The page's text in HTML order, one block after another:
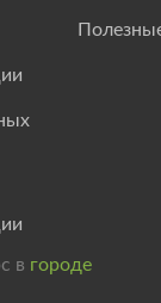
в городе